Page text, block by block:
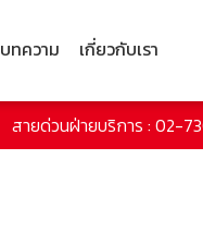
บทความ เกี่ยวกับเรา
สายด่วนฝ่ายบริการ : 02-